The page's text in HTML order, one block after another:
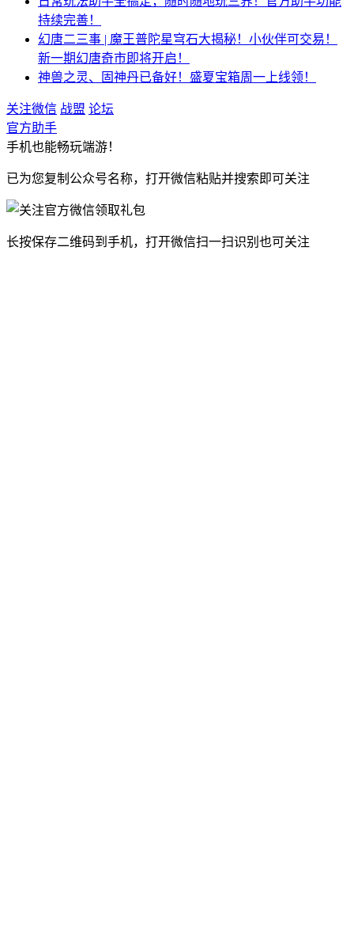
持续完善！
幻唐二三事 | 魔王普陀星穹石大揭秘！小伙伴可交易！
新一期幻唐奇市即将开启！
神兽之灵、固神丹已备好！盛夏宝箱周一上线领！
关注微信 战盟 论坛
官方助手
手机也能畅玩端游！
已为您复制公众号名称，打开微信粘贴并搜索即可关注
长按保存二维码到手机，打开微信扫一扫识别也可关注